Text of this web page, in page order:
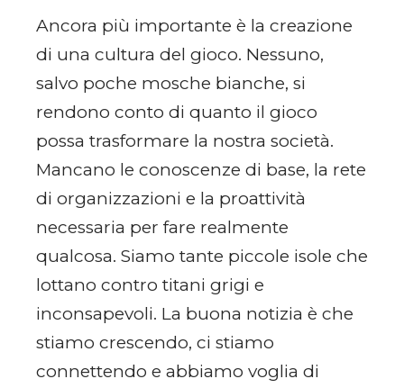
Ancora più importante è la creazione
di una cultura del gioco. Nessuno,
salvo poche mosche bianche, si
rendono conto di quanto il gioco
possa trasformare la nostra società.
Mancano le conoscenze di base, la rete
di organizzazioni e la proattività
necessaria per fare realmente
qualcosa. Siamo tante piccole isole che
lottano contro titani grigi e
inconsapevoli. La buona notizia è che
stiamo crescendo, ci stiamo
connettendo e abbiamo voglia di